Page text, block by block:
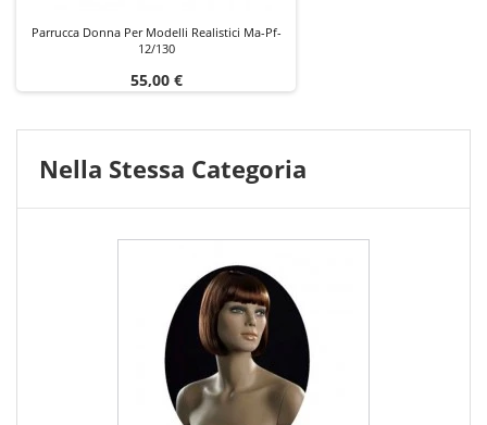
Parrucca Donna Per Modelli Realistici Ma-Pf-
12/130
Prezzo
55,00 €
Nella Stessa Categoria